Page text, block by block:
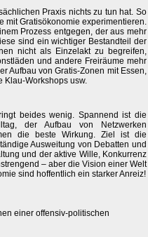
Praxis nichts zu tun hat. So
mit Gratisökonomie experimentieren.
Prozess entgegen, der aus mehr
sind ein wichtiger Bestandteil der
nicht als Einzelakt zu begreifen,
und andere Freiräume mehr
Aufbau von Gratis-Zonen mit Essen,
Klau-Workshops usw.
beides wenig. Spannend ist die
der Aufbau von Netzwerken
die beste Wirkung. Ziel ist die
Ausweitung von Debatten und
und der aktive Wille, Konkurrenz
– aber die Vision einer Welt
sind hoffentlich ein starker Anreiz!
einer offensiv-politischen